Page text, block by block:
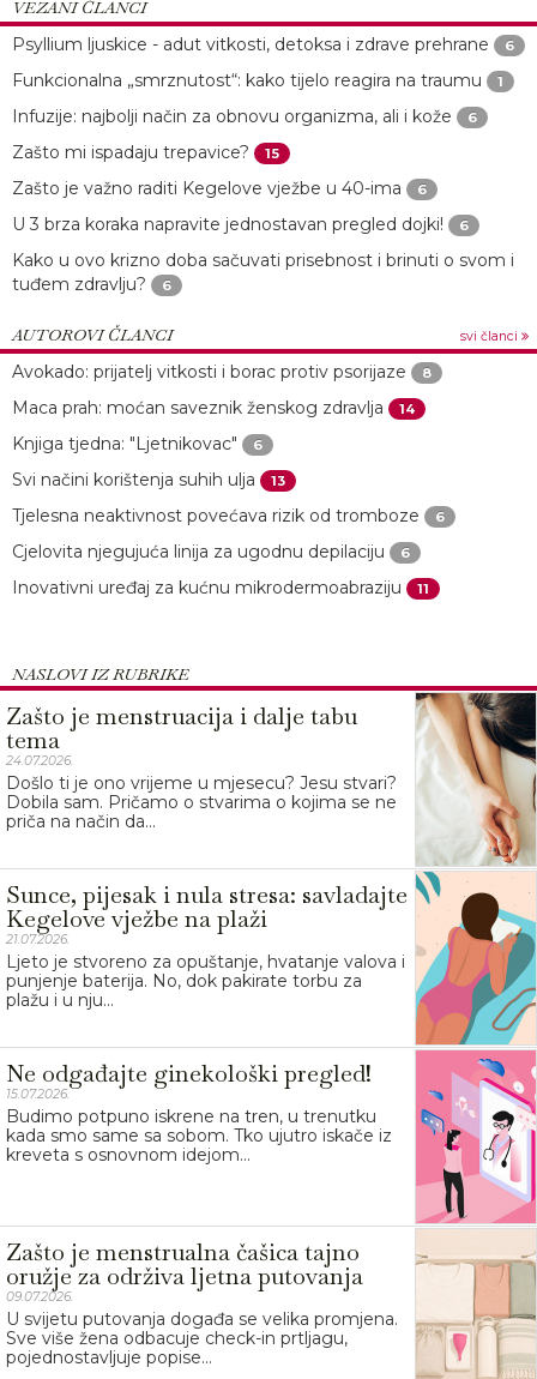
VEZANI ČLANCI
Psyllium ljuskice - adut vitkosti, detoksa i zdrave prehrane
6
Funkcionalna „smrznutost“: kako tijelo reagira na traumu 1
Infuzije: najbolji način za obnovu organizma, ali i kože 6
Zašto mi ispadaju trepavice? 15
Zašto je važno raditi Kegelove vježbe u 40-ima 6
U 3 brza koraka napravite jednostavan pregled dojki! 6
Kako u ovo krizno doba sačuvati prisebnost i brinuti o svom i
tuđem zdravlju?
6
AUTOROVI ČLANCI svi članci
Avokado: prijatelj vitkosti i borac protiv psorijaze 8
Maca prah: moćan saveznik ženskog zdravlja 14
Knjiga tjedna: "Ljetnikovac" 6
Svi načini korištenja suhih ulja 13
Tjelesna neaktivnost povećava rizik od tromboze 6
Cjelovita njegujuća linija za ugodnu depilaciju 6
Inovativni uređaj za kućnu mikrodermoabraziju 11
NASLOVI IZ RUBRIKE
Zašto je menstruacija i dalje tabu
tema
24.07.2026.
Došlo ti je ono vrijeme u mjesecu? Jesu stvari?
Dobila sam. Pričamo o stvarima o kojima se ne
priča na način da...
Sunce, pijesak i nula stresa: savladajte
Kegelove vježbe na plaži
21.07.2026.
Ljeto je stvoreno za opuštanje, hvatanje valova i
punjenje baterija. No, dok pakirate torbu za
plažu i u nju...
Ne odgađajte ginekološki pregled!
15.07.2026.
Budimo potpuno iskrene na tren, u trenutku
kada smo same sa sobom. Tko ujutro iskače iz
kreveta s osnovnom idejom...
Zašto je menstrualna čašica tajno
oružje za održiva ljetna putovanja
09.07.2026.
U svijetu putovanja događa se velika promjena.
Sve više žena odbacuje check-in prtljagu,
pojednostavljuje popise...